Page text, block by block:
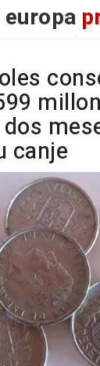
europa
canje